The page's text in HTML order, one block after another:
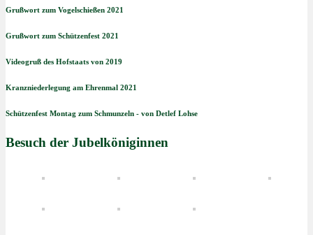
Grußwort zum Vogelschießen 2021
Grußwort zum Schützenfest 2021
Videogruß des Hofstaats von 2019
Kranzniederlegung am Ehrenmal 2021
Schützenfest Montag zum Schmunzeln - von Detlef Lohse
Besuch der Jubelköniginnen